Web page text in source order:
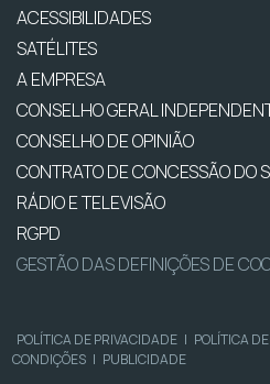
ACESSIBILIDADES
SATÉLITES
A EMPRESA
CONSELHO GERAL
CONSELHO DE OPINIÃO
CONTRATO DE CONCESSÃO DO
RÁDIO E TELEVISÃO
RGPD
GESTÃO DAS DEFINIÇÕES DE
POLÍTICA DE PRIVACIDADE | POLÍTICA
CONDIÇÕES | PUBLICIDADE